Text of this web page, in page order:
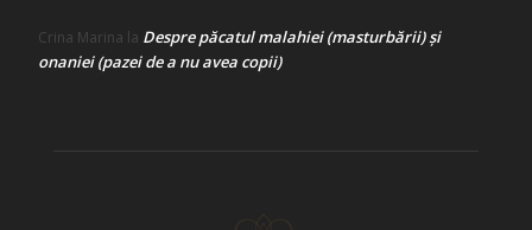
Crina Marina la Despre păcatul malahiei (masturbării) şi
onaniei (pazei de a nu avea copii)